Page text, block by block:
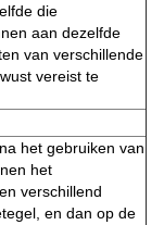
die
aan dezelfde
van verschillende
vereist te
het gebruiken van
het
verschillend
en dan op de